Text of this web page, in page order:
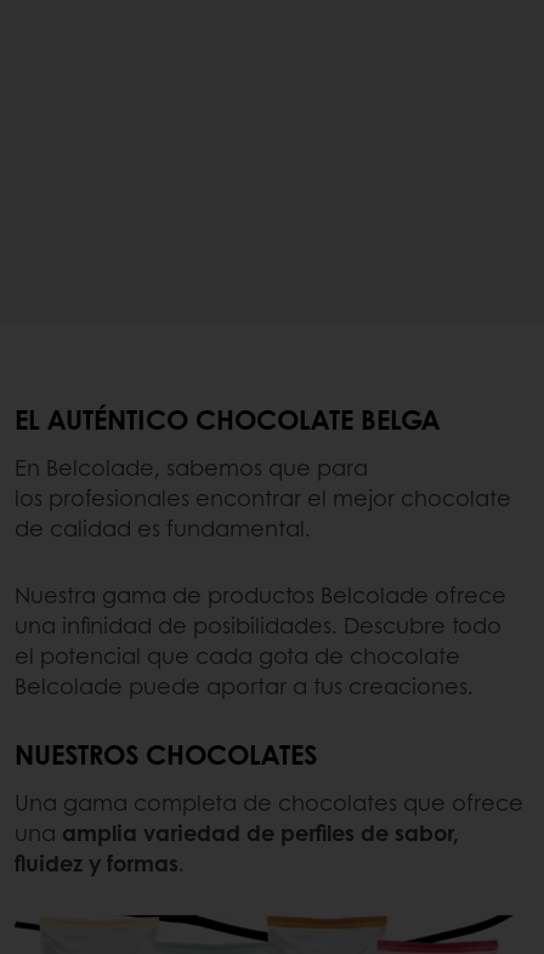
EL AUTÉNTICO CHOCOLATE BELGA
En Belcolade, sabemos que para
los profesionales encontrar el mejor chocolate
de calidad es fundamental.
Nuestra gama de productos Belcolade ofrece
una infinidad de posibilidades. Descubre todo
el potencial que cada gota de chocolate
Belcolade puede aportar a tus creaciones.
NUESTROS CHOCOLATES
Una gama completa de chocolates que ofrece
una amplia variedad de perfiles de sabor,
fluidez y formas.